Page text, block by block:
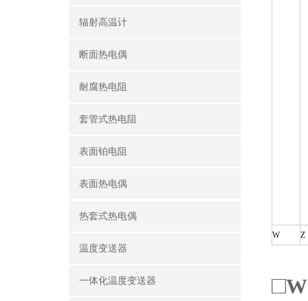
辐射高温计
断面热电偶
耐腐热电阻
套管式热电阻
表面铂电阻
表面热电偶
热套式热电偶
温度变送器
一体化温度变送器
W Z
□